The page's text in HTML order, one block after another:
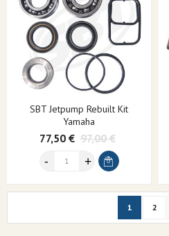
SBT Jetpump Rebuilt Kit
Yamaha
77,50 € 97,00 €
You're
1 Page
2